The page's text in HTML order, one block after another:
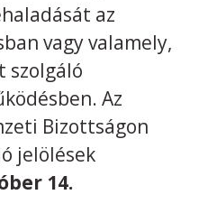
unescohungary
Technikai információk
az
vagy valamely,
szolgáló
Az
Bizottságon
jelölések
14.